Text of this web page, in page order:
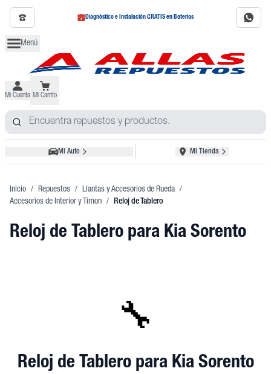
Diagnóstico e Instalación GRATIS en Baterías
Menú
Mi Cuenta Mi Carrito
Mi Auto Mi Tienda
Inicio / Repuestos / Llantas y Accesorios de Rueda /
Accesorios de Interior y Timon / Reloj de Tablero
Reloj de Tablero para Kia Sorento
🔧
Reloj de Tablero para Kia Sorento